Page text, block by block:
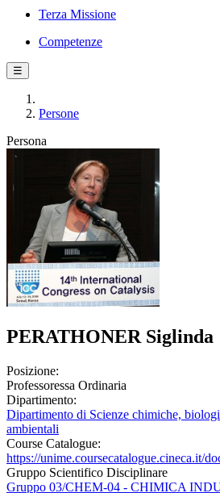
Terza Missione
Competenze
☰
Persone
Persona
PERATHONER Siglinda
Posizione:
Professoressa Ordinaria
Dipartimento:
Dipartimento di Scienze chimiche,
ambientali
Course Catalogue:
https://unime.coursecatalogue.cineca.it/
Gruppo Scientifico Disciplinare
Gruppo 03/CHEM-04 - CHIMICA